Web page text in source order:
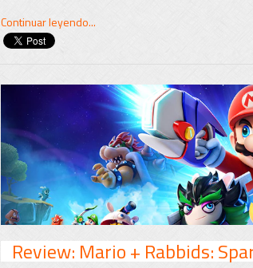
Continuar leyendo...
Review: Mario + Rabbids: